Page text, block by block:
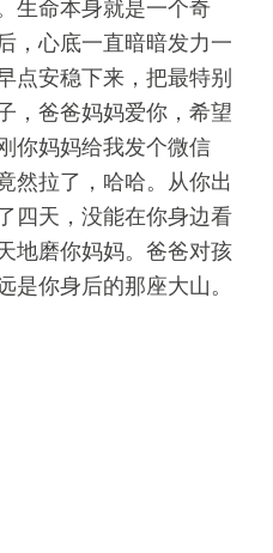
生命本身就是一个奇
，心底一直暗暗发力一
点安稳下来，把最特别
，爸爸妈妈爱你，希望
你妈妈给我发个微信
然拉了，哈哈。从你出
四天，没能在你身边看
地磨你妈妈。爸爸对孩
你身后的那座大山。